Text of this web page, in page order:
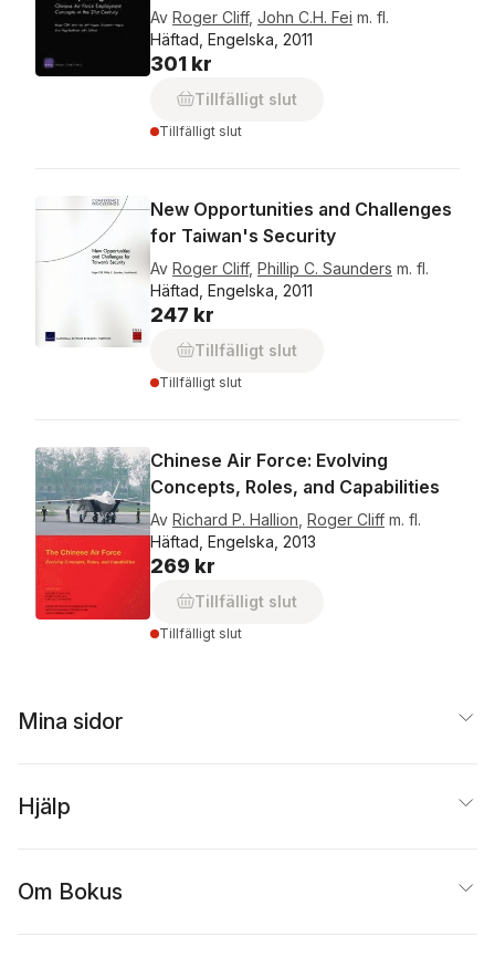
Av Roger Cliff, John C.H. Fei m. fl.
Häftad, Engelska, 2011
301 kr
Tillfälligt slut
Tillfälligt slut
New Opportunities and Challenges
for Taiwan's Security
Av Roger Cliff, Phillip C. Saunders m. fl.
Häftad, Engelska, 2011
247 kr
Tillfälligt slut
Tillfälligt slut
Chinese Air Force: Evolving
Concepts, Roles, and Capabilities
Av Richard P. Hallion Roger Cliff m. fl.
Häftad, Engelska, 2013
269 kr
Tillfälligt slut
Tillfälligt slut
Mina sidor
Hjälp
Om Bokus